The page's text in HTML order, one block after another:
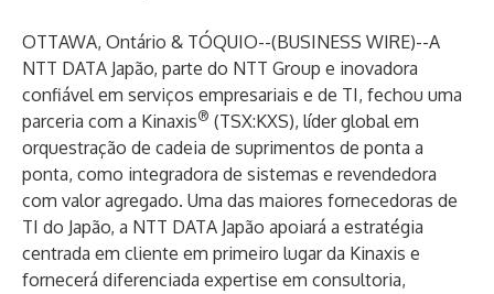
OTTAWA, Ontário & TÓQUIO--(BUSINESS WIRE)--A
NTT DATA Japão, parte do NTT Group e inovadora
confiável em serviços empresariais e de TI, fechou uma
parceria com a Kinaxis® (TSX:KXS), líder global em
orquestração de cadeia de suprimentos de ponta a
ponta, como integradora de sistemas e revendedora
com valor agregado. Uma das maiores fornecedoras de
TI do Japão, a NTT DATA Japão apoiará a estratégia
centrada em cliente em primeiro lugar da Kinaxis e
fornecerá diferenciada expertise em consultoria,